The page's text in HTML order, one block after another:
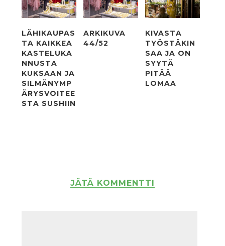
LÄHIKAUPAS
TA KAIKKEA
KASTELUKA
NNUSTA
KUKSAAN JA
SILMÄNYMP
ÄRYSVOITEE
STA SUSHIIN
ARKIKUVA
44/52
KIVASTA
TYÖSTÄKIN
SAA JA ON
SYYTÄ
PITÄÄ
LOMAA
JÄTÄ KOMMENTTI